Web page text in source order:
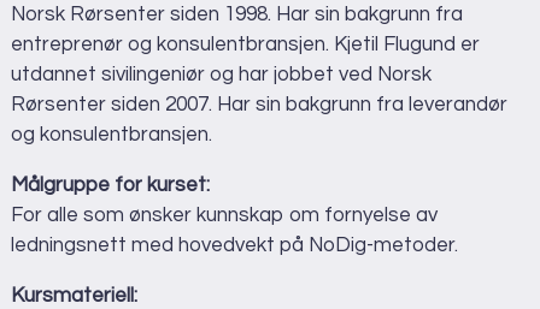
Norsk Rørsenter siden 1998. Har sin bakgrunn fra
entreprenør og konsulentbransjen. Kjetil Flugund er
utdannet sivilingeniør og har jobbet ved Norsk
Rørsenter siden 2007. Har sin bakgrunn fra leverandør
og konsulentbransjen.
Målgruppe for kurset:
For alle som ønsker kunnskap om fornyelse av
ledningsnett med hovedvekt på NoDig-metoder.
Kursmateriell: